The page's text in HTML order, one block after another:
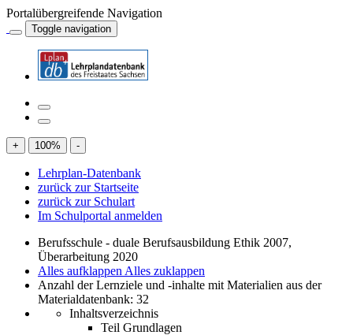
Portalübergreifende Navigation
Toggle navigation
+ 100% -
Lehrplan-Datenbank
zurück zur Startseite
zurück zur Schulart
Im Schulportal anmelden
Berufsschule - duale Berufsausbildung Ethik 2007,
Überarbeitung 2020
Alles aufklappen Alles zuklappen
Anzahl der Lernziele und -inhalte mit Materialien aus der
Materialdatenbank: 32
Inhaltsverzeichnis
Teil Grundlagen